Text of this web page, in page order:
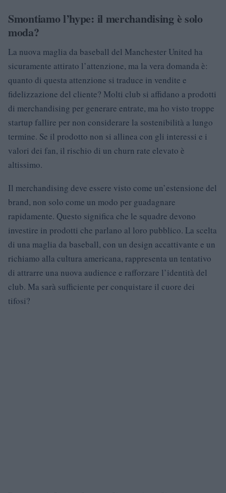
Smontiamo l’hype: il merchandising è solo
moda?
La nuova maglia da baseball del Manchester United ha
sicuramente attirato l’attenzione, ma la vera domanda è:
quanto di questa attenzione si traduce in vendite e
fidelizzazione del cliente? Molti club si affidano a prodotti
di merchandising per generare entrate, ma ho visto troppe
startup fallire per non considerare la sostenibilità a lungo
termine. Se il prodotto non si allinea con gli interessi e i
valori dei fan, il rischio di un churn rate elevato è
altissimo.
Il merchandising deve essere visto come un’estensione del
brand, non solo come un modo per guadagnare
rapidamente. Questo significa che le squadre devono
investire in prodotti che parlano al loro pubblico. La scelta
di una maglia da baseball, con un design accattivante e un
richiamo alla cultura americana, rappresenta un tentativo
di attrarre una nuova audience e rafforzare l’identità del
club. Ma sarà sufficiente per conquistare il cuore dei
tifosi?